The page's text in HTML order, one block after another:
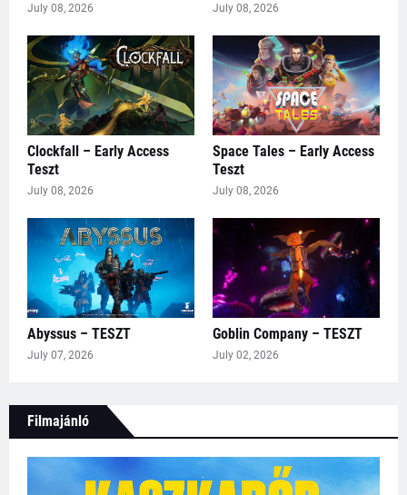
July 08, 2026 July 08, 2026
Clockfall – Early Access
Teszt
July 08, 2026
Space Tales – Early Access
Teszt
July 08, 2026
Abyssus – TESZT
July 07, 2026
Goblin Company – TESZT
July 02, 2026
Filmajánló